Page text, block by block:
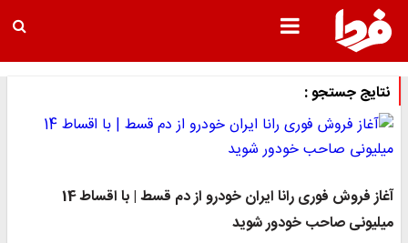
نتایج جستجو :
آغاز فروش فوری رانا ایران خودرو از دم قسط | با اقساط 14
میلیونی صاحب خودور شوید